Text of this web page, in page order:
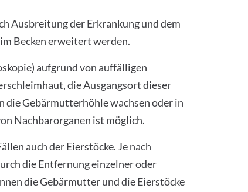
Ausbreitung der Erkrankung und dem
Becken erweitert werden.
aufgrund von auffälligen
die Ausgangsort dieser
die Gebärmutterhöhle wachsen oder in
Nachbarorganen ist möglich.
auch der Eierstöcke. Je nach
die Entfernung einzelner oder
die Gebärmutter und die Eierstöcke